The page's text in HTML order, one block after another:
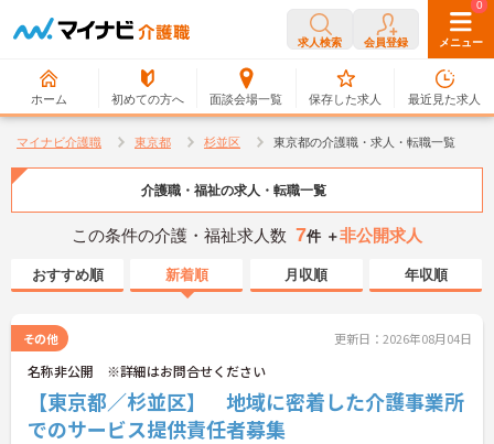
求人検索 会員登録 メニュー
ホーム 初めての方へ 面談会場一覧
0
保存した求人
0
最近見た求人
マイナビ介護職 東京都 杉並区 東京都の介護職・求人・転職一覧
介護職・福祉の求人・転職一覧
この条件の介護・福祉求人数 7件 ＋非公開求人
おすすめ順 新着順 月収順 年収順
その他 更新日：2026年08月04日
名称非公開 ※詳細はお問合せください
【東京都／杉並区】 地域に密着した介護事業所
でのサービス提供責任者募集